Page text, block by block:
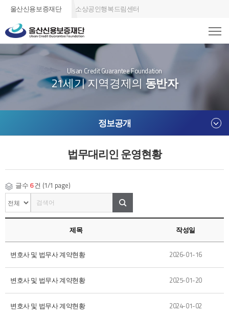
울산신용보증재단 소상공인행복드림센터
Ulsan Credit Guarantee Foundation
21세기 지역경제의 동반자
정보공개
법무대리인 운영현황
글수 6건 (1/1 page)
제목 작성일
변호사 및 법무사 계약현황 2026-01-16
변호사 및 법무사 계약현황 2025-01-20
변호사 및 법무사 계약현황 2024-01-02